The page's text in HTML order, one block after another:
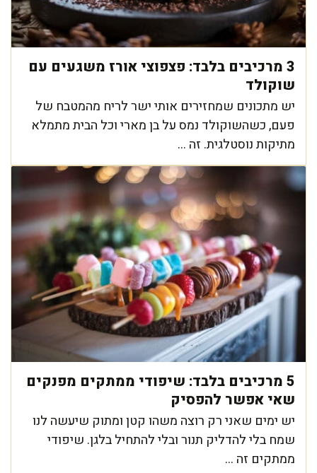
3 מרכיבים בלבד: פצפוצי אורז משגעים עם
שוקולד
יש מתכונים שמחזירים אותי ישר לריח מהמטבח של
פעם, כשהשוקולד נמס על בן מארי וכל הבית מתמלא
מתיקות נוסטלגית. זה ...
5 מרכיבים בלבד: שיפודי ממתקים מפנקים
שאי אפשר להפסיק
יש ימים שאני רק רוצה משהו קטן ומתוק שיעשה לנו
שמח בלי להדליק תנור ובלי להתחיל בלגן. שיפודי
ממתקים זה ...